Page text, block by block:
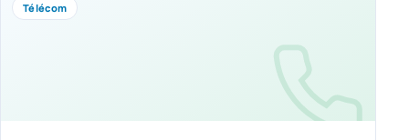
Télécom